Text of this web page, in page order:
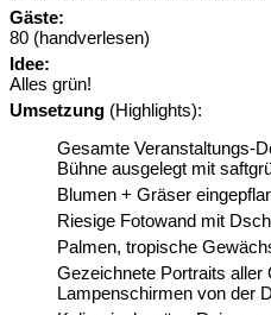
Gäste:
80 (handverlesen)
Idee:
Alles grün!
Umsetzung (Highlights):
Gesamte Veranstaltungs-
Bühne ausgelegt mit
Blumen + Gräser
Riesige Fotowand mit
Palmen, tropische
Gezeichnete Portraits aller
Lampenschirmen von der